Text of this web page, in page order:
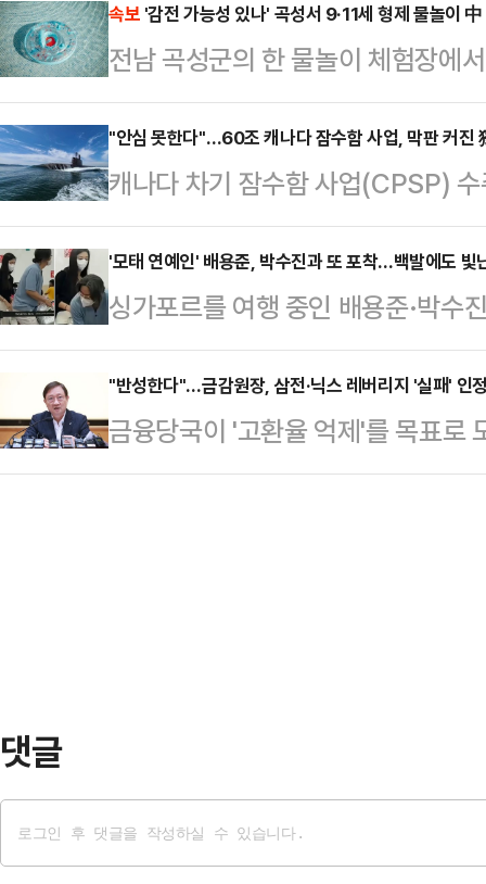
있다. 인공지능(AI) 메모리 주도권
과 주가 흐름을 넘어 핵심 설계 인
에 따르면 SK하이닉스는 최근 신
고 설계 등 주요 직무에서 세 자릿
명시하던 '4년제 학사 학위 이상' 등
과 경험, …
속보 '감전 가능성 있나' 곡성서 9·11세 형제 물놀이
전남 곡성군의 한 물놀이 체험장에
다.21일 전남 곡성경찰서 등에 따
놀이 체험장에서 남자 어린이 2명
신고를 받고 출동한 소방 당국은
에 있는 병원으로 이송했지만 끝내
경찰은 "어린이 2명이 물놀이 도중
고 가능성이 있다고 보고 조사하고
메라(CCTV) 영상…
"안심 못한다"…60조 캐나다 잠수함 사업, 막판 커진
캐나다 차기 잠수함 사업(CPSP)
열해지고 있다. 한화오션을 중심으
계에서는 독일이 장기 운용·정비
온다. 독일 측이 약점으로 꼽혔던
마지막까지 초박빙 승부가 이어지
르면 이번주, 늦어도 다음달 중순
이다. 캐나다 정부는 2030년대 퇴
12척의 신형 …
'모태 연예인' 배용준, 박수진과 또 포착…백발에도 빛
싱가포르를 여행 중인 배용준·박수
용준은 세월이 흘러도 변함없는 아
계망서비스(SNS)에는 배용준 박
니 어드벤처 크루즈에서 하선하는
에서 내린 배용준이 무거운 짐을 옮
"반성한다"…금감원장, 삼전·닉스 레버리지 '실패' 인
금융당국이 '고환율 억제'를 목표로
목 레버리지 상품의 '실패'를 인정
댓글